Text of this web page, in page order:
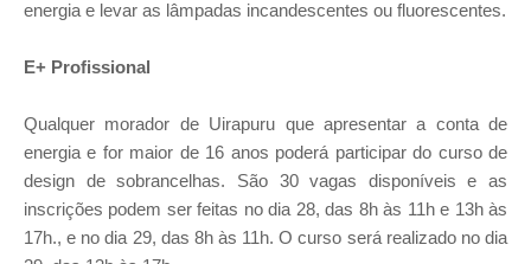
energia e levar as lâmpadas incandescentes ou fluorescentes.
E+ Profissional
Qualquer morador de Uirapuru que apresentar a conta de
energia e for maior de 16 anos poderá participar do curso de
design de sobrancelhas. São 30 vagas disponíveis e as
inscrições podem ser feitas no dia 28, das 8h às 11h e 13h às
17h., e no dia 29, das 8h às 11h. O curso será realizado no dia